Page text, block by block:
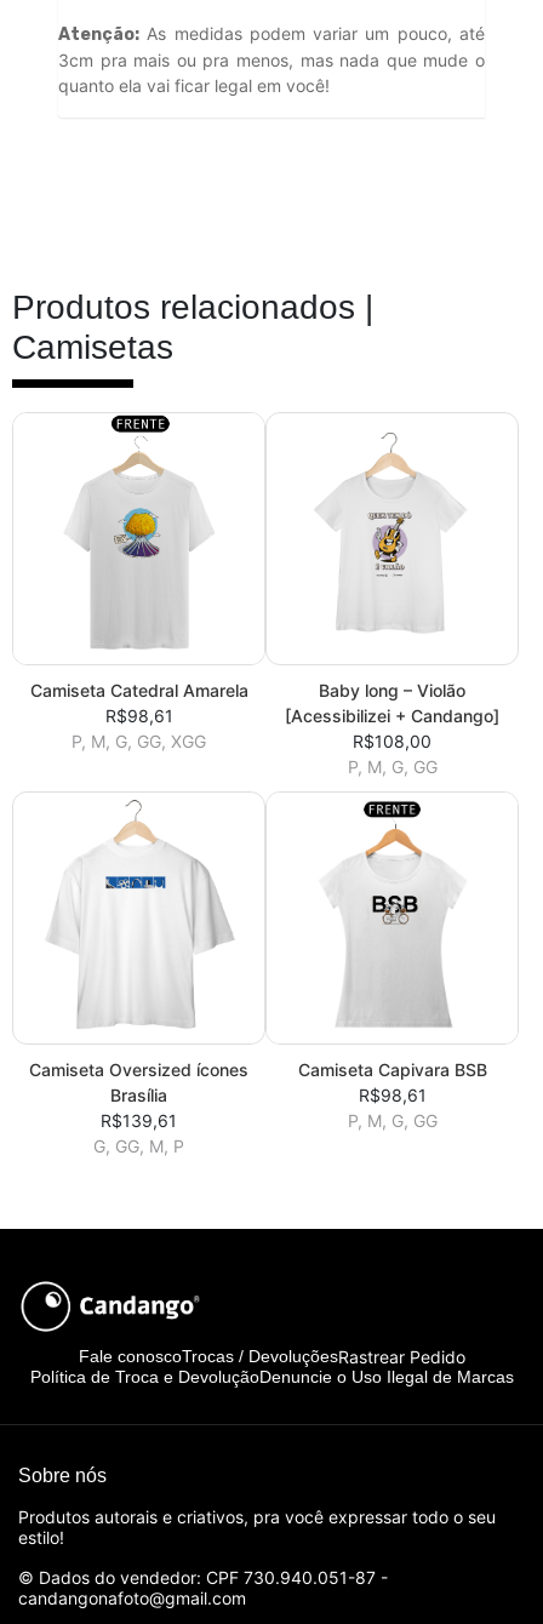
Atenção: As medidas podem variar um pouco, até
3cm pra mais ou pra menos, mas nada que mude o
quanto ela vai ficar legal em você!
Produtos relacionados |
Camisetas
Camiseta Catedral Amarela
R$98,61
P, M, G, GG, XGG
Baby long – Violão
[Acessibilizei + Candango]
R$108,00
P, M, G, GG
Camiseta Oversized ícones
Brasília
R$139,61
G, GG, M, P
Camiseta Capivara BSB
R$98,61
P, M, G, GG
Fale conoscoTrocas / DevoluçõesRastrear Pedido
Política de Troca e DevoluçãoDenuncie o Uso Ilegal de Marcas
Sobre nós
Produtos autorais e criativos, pra você expressar todo o seu
estilo!
© Dados do vendedor: CPF 730.940.051-87 -
candangonafoto@gmail.com